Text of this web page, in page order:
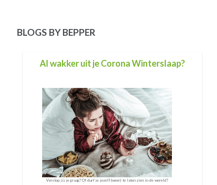
BLOGS BY BEPPER
Nieuwe site, zomaar ineens....
kijkt er een tijdje niet naar om.... en het komt wel goed. Later,
als je tijd hebt, als het goede moment daar is, dan doe je het
wel....